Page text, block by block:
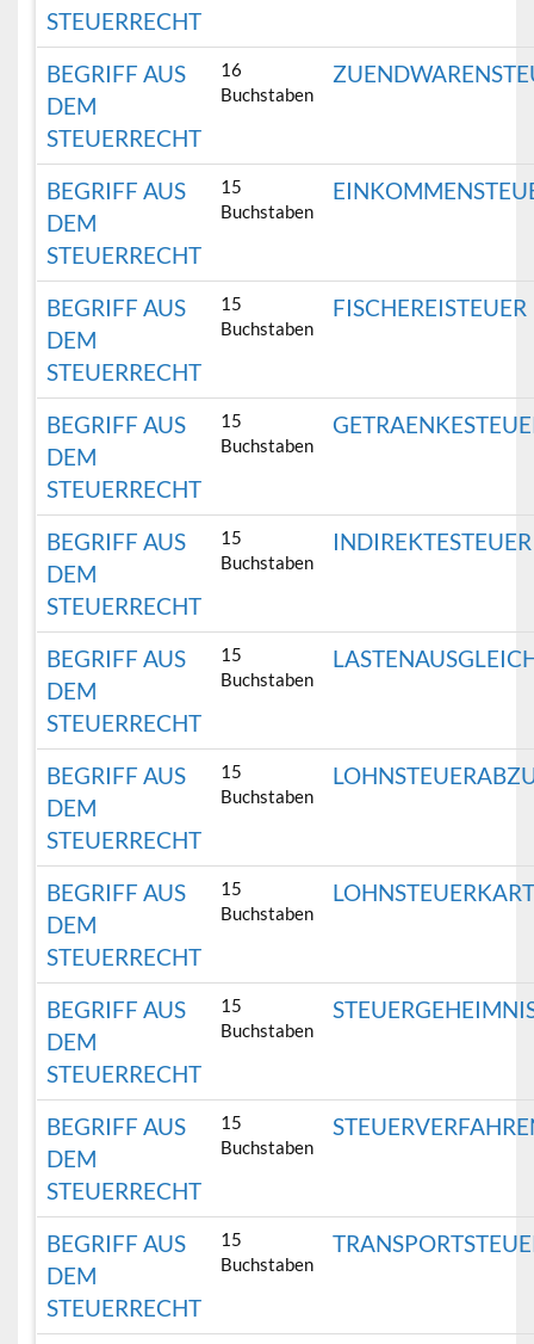
STEUERRECHT
BEGRIFF AUS
DEM
STEUERRECHT
16
Buchstaben
BEGRIFF AUS
DEM
STEUERRECHT
15
Buchstaben
BEGRIFF AUS
DEM
STEUERRECHT
15
Buchstaben
FISCHEREISTEUER
BEGRIFF AUS
DEM
STEUERRECHT
15
Buchstaben
BEGRIFF AUS
DEM
STEUERRECHT
15
Buchstaben
INDIREKTESTEUER
BEGRIFF AUS
DEM
STEUERRECHT
15
Buchstaben
BEGRIFF AUS
DEM
STEUERRECHT
15
Buchstaben
BEGRIFF AUS
DEM
STEUERRECHT
15
Buchstaben
BEGRIFF AUS
DEM
STEUERRECHT
15
Buchstaben
BEGRIFF AUS
DEM
STEUERRECHT
15
Buchstaben
BEGRIFF AUS
DEM
STEUERRECHT
15
Buchstaben